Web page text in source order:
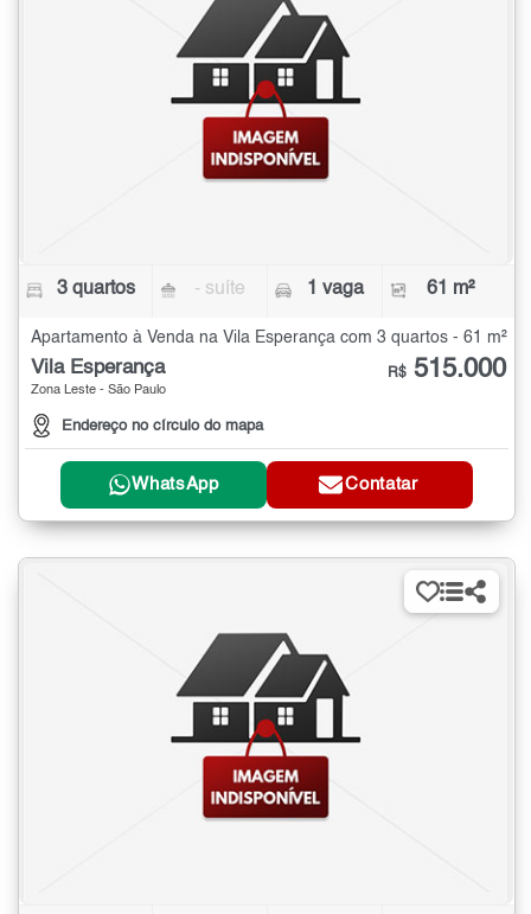
3 quartos - suíte 1 vaga 61 m²
Apartamento à Venda na Vila Esperança com 3 quartos - 61 m²
Vila Esperança
Zona Leste - São Paulo
Endereço no círculo do mapa
R$ 515.000
WhatsApp Contatar